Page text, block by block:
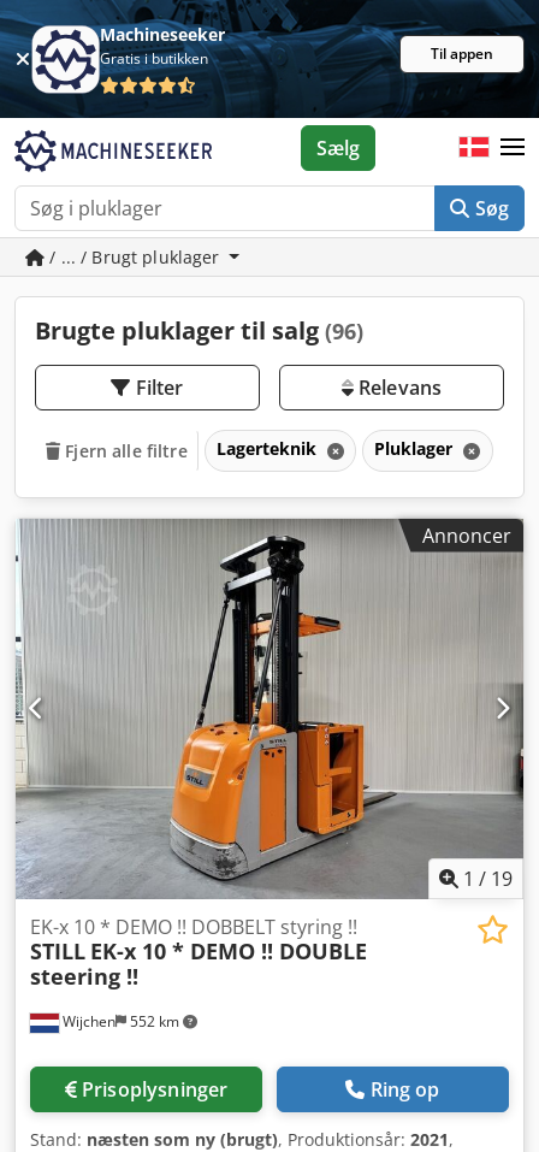
Machineseeker
Gratis i butikken Til appen
Søg
Sælg
/ ... / Brugt pluklager
Brugte pluklager til salg (96)
Filter Relevans
Fjern alle filtre Lagerteknik Pluklager
Annoncer
1 / 19
Wijchen 552 km
EK-x 10 * DEMO !! DOBBELT styring !!
STILL EK-x 10 * DEMO !! DOUBLE
steering !!
Prisoplysninger Ring op
Stand: næsten som ny (brugt), Produktionsår: 2021,